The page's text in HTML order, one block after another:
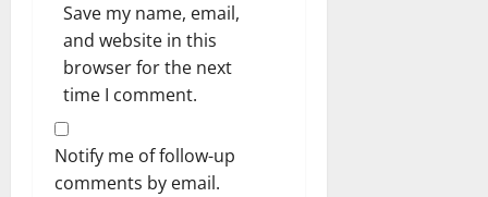
Save my name, email,
and website in this
browser for the next
time I comment.
Notify me of follow-up
comments by email.